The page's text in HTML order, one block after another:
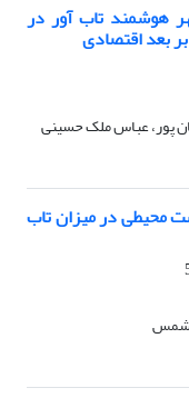
هوشمند تاب آور در
بعد اقتصادی
پور، عباس ملک حسینی
محیطی در میزان تاب
شمس